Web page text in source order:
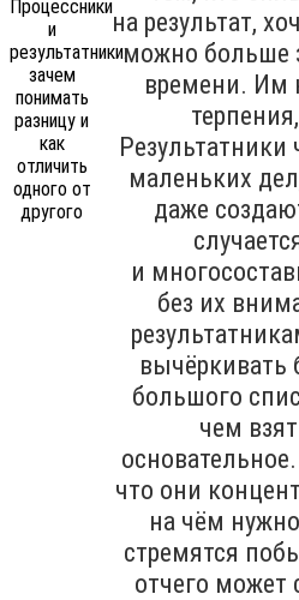
на результат,
можно больше
времени. Им
маленьких
даже
и
без их
вычёркивать
большого
чем
что они
на чём
стремятся
отчего может